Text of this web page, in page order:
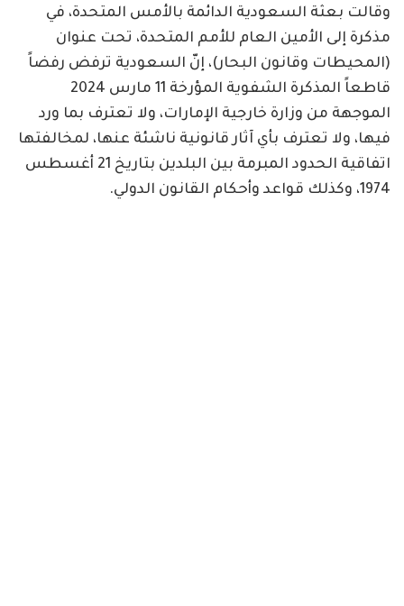
وقالت بعثة السعودية الدائمة بالأمس المتحدة، في
مذكرة إلى الأمين العام للأمم المتحدة، تحت عنوان
(المحيطات وقانون البحار)، إنّ السعودية ترفض رفضاً
قاطعاً المذكرة الشفوية المؤرخة 11 مارس 2024
الموجهة من وزارة خارجية الإمارات، ولا تعترف بما ورد
فيها، ولا تعترف بأي آثار قانونية ناشئة عنها، لمخالفتها
اتفاقية الحدود المبرمة بين البلدين بتاريخ 21 أغسطس
1974، وكذلك قواعد وأحكام القانون الدولي.